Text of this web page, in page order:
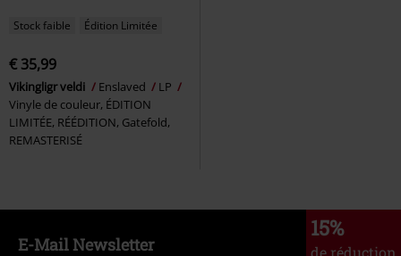
Stock faible Édition Limitée
€ 35,99
Vikingligr veldi Enslaved
LP
Vinyle de couleur, ÉDITION
LIMITÉE, RÉÉDITION, Gatefold,
REMASTERISÉ
15%
de réduction
E-Mail Newsletter